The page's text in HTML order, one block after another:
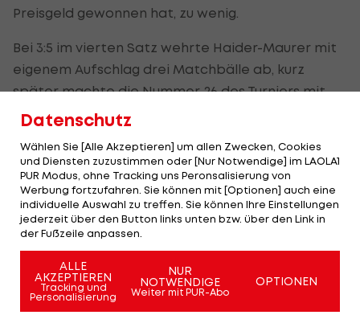
Preisgeld gewonnen hat, zu wenig.
Bei 3:5 im vierten Satz wehrte Haider-Maurer mit
eigenem Aufschlag drei Matchbälle ab, kurz
später machte die Nummer 26 des Turniers mit
eigenem Service und dem fünften Matchball aber
"Wahnsinn, wie er da gespielt hat"
"Der erste Satz war definitiv gut. Danach ist Cilic
aber sehr stark geworden, speziell mit Aufschlag",
Nummer 12, auf dem am Vortag auch Landsfrau
Tamira Paszek verloren hatte.
Datenschutz
Wählen Sie [Alle Akzeptieren] um allen Zwecken, Cookies
und Diensten zuzustimmen oder [Nur Notwendige] im LAOLA1
PUR Modus, ohne Tracking uns Peronsalisierung von
Werbung fortzufahren. Sie können mit [Optionen] auch eine
individuelle Auswahl zu treffen. Sie können Ihre Einstellungen
jederzeit über den Button links unten bzw. über den Link in
der Fußzeile anpassen.
ALLE
AKZEPTIEREN
Tracking und
Personalisierung
NUR
NOTWENDIGE
Weiter mit PUR-Abo
OPTIONEN